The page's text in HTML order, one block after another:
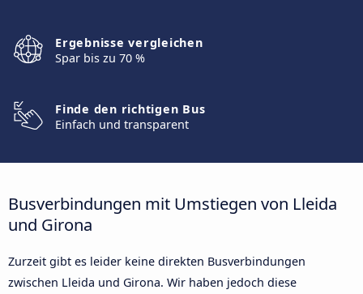
Ergebnisse vergleichen
Spar bis zu 70 %
Finde den richtigen Bus
Einfach und transparent
Busverbindungen mit Umstiegen von Lleida
und Girona
Zurzeit gibt es leider keine direkten Busverbindungen
zwischen Lleida und Girona. Wir haben jedoch diese